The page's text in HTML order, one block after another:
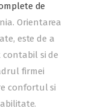
de
Orientarea
este de a
si de
firmei
confortul si